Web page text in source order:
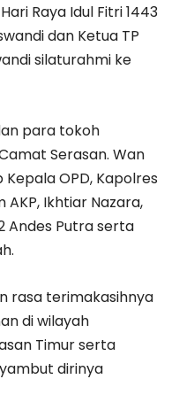
Raya Idul Fitri 1443
dan Ketua TP
silaturahmi ke
para tokoh
Serasan. Wan
OPD, Kapolres
AKP, Ikhtiar Nazara,
Andes Putra serta
rasa terimakasihnya
di wilayah
Timur serta
dirinya